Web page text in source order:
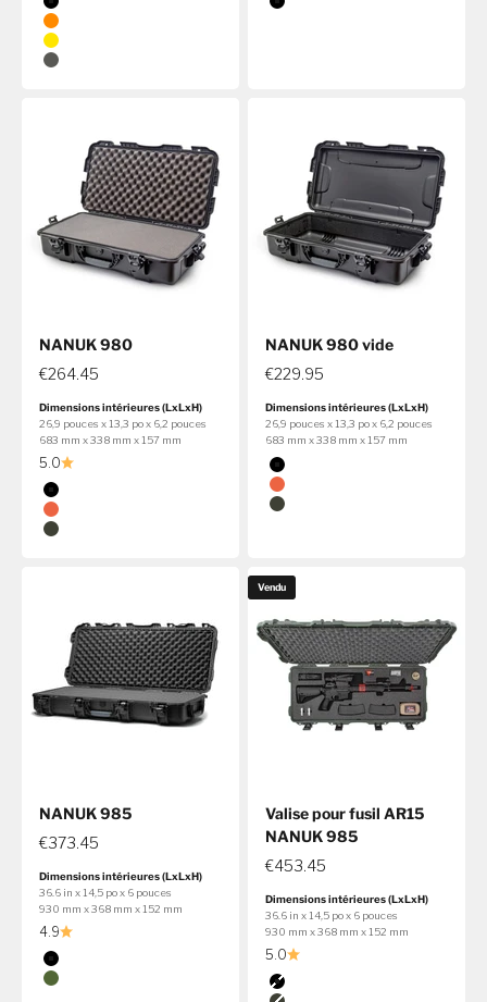
Noir
Orange
Jaune
Graphite
Noir
NANUK 980
€264.45
Dimensions intérieures (LxLxH)
26,9 pouces x 13,3 po x 6,2 pouces
683 mm x 338 mm x 157 mm
5.0
Couleur
Noir
Orange
Olive
NANUK 980 vide
€229.95
Dimensions intérieures (LxLxH)
26,9 pouces x 13,3 po x 6,2 pouces
683 mm x 338 mm x 157 mm
Couleur
Noir
Orange
Olive
NANUK 985
€373.45
Dimensions intérieures (LxLxH)
36.6 in x 14,5 po x 6 pouces
930 mm x 368 mm x 152 mm
4.9
Couleur
Noir
Olive
Vendu
Valise pour fusil AR15
NANUK 985
€453.45
Dimensions intérieures (LxLxH)
36.6 in x 14,5 po x 6 pouces
930 mm x 368 mm x 152 mm
5.0
Couleur
Noir